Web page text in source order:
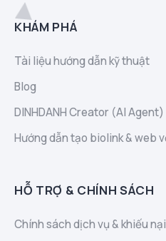
KHÁM PHÁ
Tài liệu hướng dẫn kỹ thuật
Blog
DINHDANH Creator (AI Agent)
Hướng dẫn tạo biolink & web
HỖ TRỢ & CHÍNH SÁCH
Chính sách dịch vụ & khiếu nại